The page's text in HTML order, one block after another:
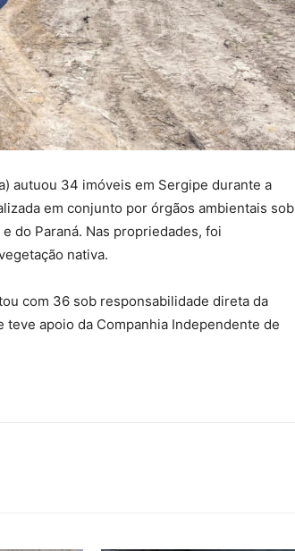
autuou 34 imóveis em Sergipe durante a
em conjunto por órgãos ambientais sob
do Paraná. Nas propriedades, foi
nativa.
com 36 sob responsabilidade direta da
apoio da Companhia Independente de